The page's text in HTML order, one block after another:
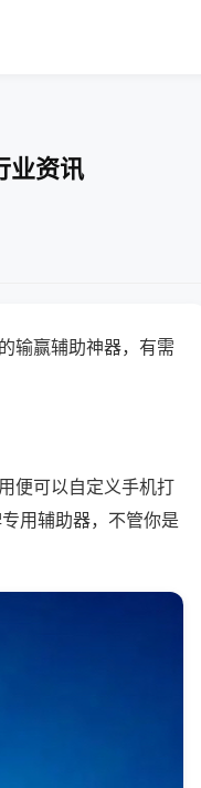
业资讯
输赢辅助神器，有需
便可以自定义手机打
用辅助器，不管你是